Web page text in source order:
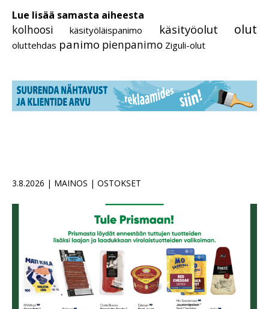
Lue lisää samasta aiheesta
kolhoosi käsityöläispanimo käsityöolut olut
oluttehdas panimo pienpanimo Ziguli-olut
3.8.2026 | MAINOS | OSTOKSET